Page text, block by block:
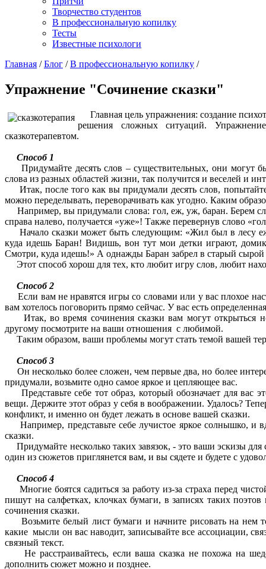
Творчество студентов
В профессиональную копилку
Тесты
Известные психологи
Главная /Блог /В профессиональную копилку /
Упражнение "Сочинение сказки"
Главная цель упражнения: создание
решения сложных ситуаций.
сказкотерапевтом.
Способ 1
Придумайте десять слов – существительных, они могут
слова из разных областей жизни, так получится и веселей и
Итак, после того как вы придумали десять слов,
можно переделывать, переворачивать как угодно. Каким
Например, вы придумали слова: гол, еж, уж, баран. Берем
справа налево, получается «уже»! Также перевернув слово
Начало сказки может быть следующим: «Жил был в лесу
куда идешь Баран! Видишь, вон тут мои детки играют,
Смотри, куда идешь!» А однажды Баран забрел в старый сырой
Этот способ хорош для тех, кто любит игру слов, любит
Способ 2
Если вам не нравятся игры со словами или у вас плохое
вам хотелось поговорить прямо сейчас. У вас есть
Итак, во время сочинения сказки вам могут открыться
другому посмотрите на ваши отношения с любимой.
Таким образом, ваши проблемы могут стать темой вашей
Способ 3
Он несколько более сложен, чем первые два, но более
придумали, возьмите одно самое яркое и цепляющее вас.
Представьте себе тот образ, который обозначает для вас
вещи. Держите этот образ у себя в воображении. Удалось?
конфликт, и именно он будет лежать в основе вашей сказки.
Например, представьте себе лучистое яркое солнышко, и
сказки.
Придумайте несколько таких завязок, - это ваши эскизы
один из сюжетов приглянется вам, и вы сядете и будете с
Способ 4
Многие боятся садиться за работу из-за страха перед
пишут на салфетках, клочках бумаги, в записях таких
сочинения сказки.
Возьмите белый лист бумаги и начните рисовать на нем
какие мысли он вас наводит, записывайте все ассоциации,
связный текст.
Не расстраивайтесь, если ваша сказка не похожа на
дополнить сюжет можно и позднее.